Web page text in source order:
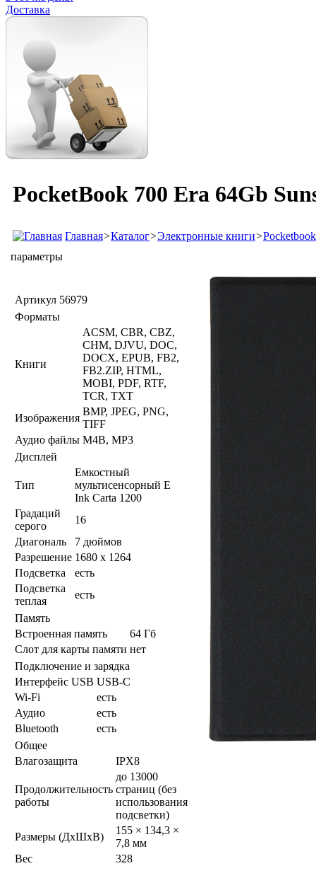
Доставка
PocketBook 700 Era 64Gb
Главная>Каталог>Электронные книги>Pocketbook
параметры
Артикул 56979
Форматы
Книги
ACSM, CBR, CBZ,
CHM, DJVU, DOC,
DOCX, EPUB, FB2,
FB2.ZIP, HTML,
MOBI, PDF, RTF,
TCR, TXT
Изображения
BMP, JPEG, PNG,
TIFF
Аудио файлы M4B, MP3
Дисплей
Тип
Емкостный
мультисенсорный E
Ink Carta 1200
Градаций
серого
16
Диагональ
7 дюймов
Разрешение 1680 x 1264
Подсветка
есть
Подсветка
теплая
есть
Память
Встроенная память
64 Гб
Слот для карты памяти нет
Подключение и зарядка
Интерфейс USB USB-C
Wi-Fi
есть
Аудио
есть
Bluetooth
есть
Общее
Влагозащита
IPX8
Продолжительность
работы
до 13000
страниц (без
использования
подсветки)
Размеры (ДхШхВ)
155 × 134,3 ×
7,8 мм
Вес
328